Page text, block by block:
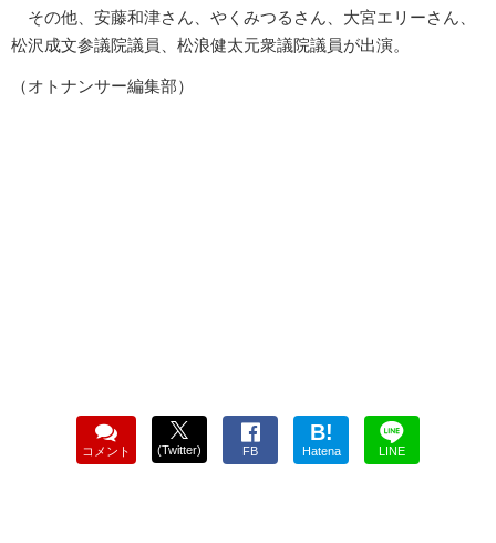
その他、安藤和津さん、やくみつるさん、大宮エリーさん、
松沢成文参議院議員、松浪健太元衆議院議員が出演。
（オトナンサー編集部）
コメント (Twitter) FB
B!
Hatena LINE